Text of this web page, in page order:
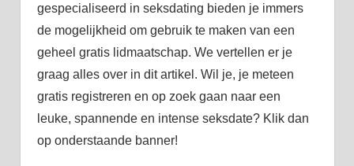
gespecialiseerd in seksdating bieden je immers
de mogelijkheid om gebruik te maken van een
geheel gratis lidmaatschap. We vertellen er je
graag alles over in dit artikel. Wil je, je meteen
gratis registreren en op zoek gaan naar een
leuke, spannende en intense seksdate? Klik dan
op onderstaande banner!